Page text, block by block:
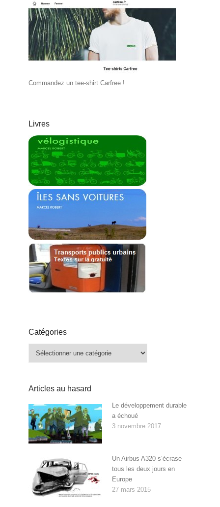
Commandez un tee-shirt Carfree !
Livres
Catégories
Articles au hasard
Le développement durable
a échoué
3 novembre 2017
Un Airbus A320 s’écrase
tous les deux jours en
Europe
27 mars 2015